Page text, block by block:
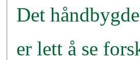
Det
er lett å se